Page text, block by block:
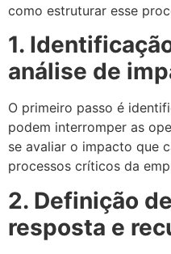
como estruturar esse
1.
análise de
O primeiro passo é
podem interromper as
se avaliar o impacto que
processos críticos da
2. Definição
resposta e